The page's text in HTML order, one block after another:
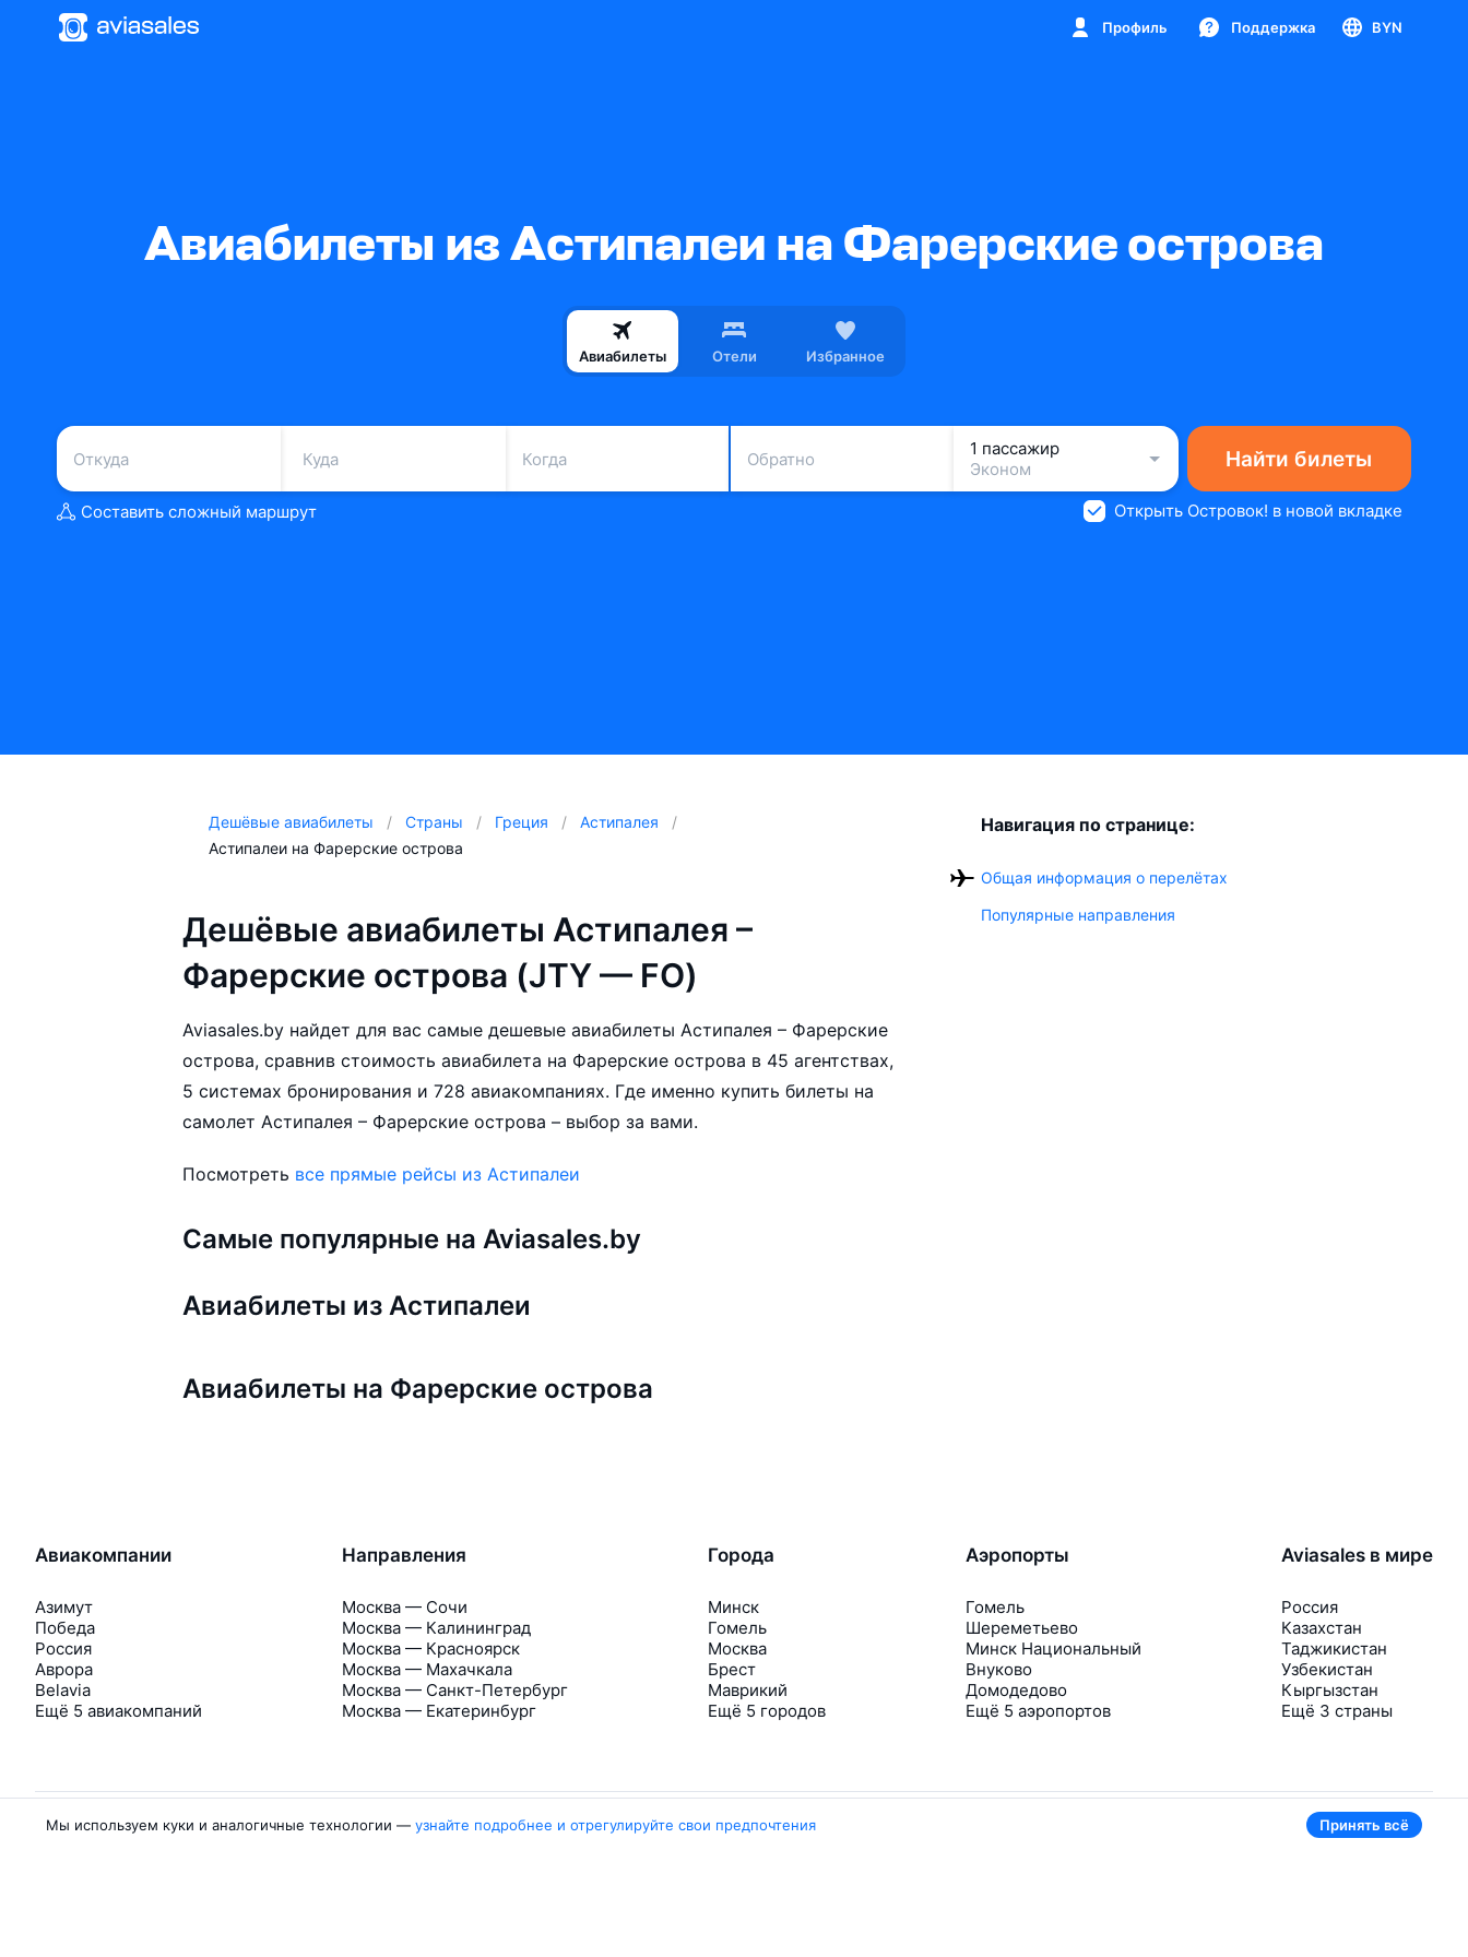
Профиль Поддержка BYN
Авиабилеты из Астипалеи на Фарерские острова
Авиабилеты Отели Избранное
Когда Обратно
1 пассажир
Эконом
Найти билеты
Составить сложный маршрут Открыть Островок! в новой вкладке
Дешёвые авиабилеты Страны Греция
Астипалея
Астипалеи на Фарерские острова
Дешёвые авиабилеты Астипалея –
Фарерские острова (JTY — FO)
Aviasales.by найдет для вас самые дешевые авиабилеты Астипалея – Фарерские
острова, сравнив стоимость авиабилета на Фарерские острова в 45 агентствах,
5 системах бронирования и 728 авиакомпаниях. Где именно купить билеты на
самолет Астипалея – Фарерские острова – выбор за вами.
Посмотреть все прямые рейсы из Астипалеи
Самые популярные на Aviasales.by
Авиабилеты из Астипалеи
Авиабилеты на Фарерские острова
Навигация по странице:
Общая информация о перелётах
Популярные направления
Авиакомпании
Азимут
Победа
Россия
Аврора
Belavia
Ещё 5 авиакомпаний
Направления
Москва — Сочи
Москва — Калининград
Москва — Красноярск
Москва — Махачкала
Москва — Санкт-Петербург
Москва — Екатеринбург
Города
Минск
Гомель
Москва
Брест
Маврикий
Ещё 5 городов
Аэропорты
Гомель
Шереметьево
Минск Национальный
Внуково
Домодедово
Ещё 5 аэропортов
Aviasales в мире
Россия
Казахстан
Таджикистан
Узбекистан
Кыргызстан
Ещё 3 страны
Мы используем куки и аналогичные технологии — узнайте подробнее и отрегулируйте свои предпочтения Принять всё